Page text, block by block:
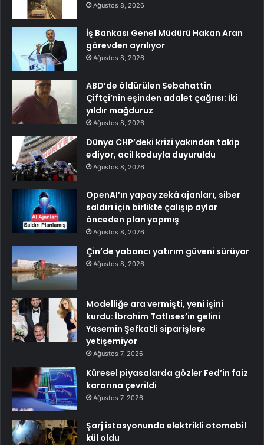
Ağustos 8, 2026
İş Bankası Genel Müdürü Hakan Aran
görevden ayrılıyor
Ağustos 8, 2026
ABD’de öldürülen Sebahattin
Çiftçi’nin eşinden adalet çağrısı: İki
yıldır mağduruz
Ağustos 8, 2026
Dünya CHP’deki krizi yakından takip
ediyor, acil koduyla duyuruldu
Ağustos 8, 2026
OpenAI’ın yapay zekâ ajanları, siber
saldırı için birlikte çalışıp aylar
önceden plan yapmış
Ağustos 8, 2026
Çin’de yabancı yatırım güveni sürüyor
Ağustos 8, 2026
Modelliğe ara vermişti, yeni işini
kurdu: İbrahim Tatlıses’in gelini
Yasemin Şefkatli siparişlere
yetişemiyor
Ağustos 7, 2026
Küresel piyasalarda gözler Fed’in faiz
kararına çevrildi
Ağustos 7, 2026
Şarj istasyonunda elektrikli otomobil
kül oldu